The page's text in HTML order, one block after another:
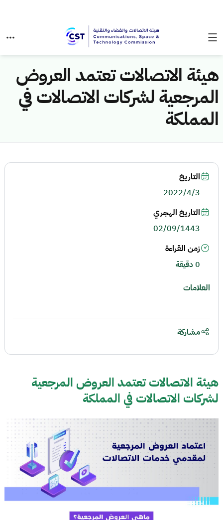
هيئة الاتصالات تعتمد العروض
المرجعية لشركات الاتصالات في
المملكة
هيئة الاتصالات تعتمد العروض المرجعية
لشركات الاتصالات في المملكة
التاريخ
2022/4/3
التاريخ الهجري
02/09/1443
زمن القراءة
0 دقيقة
العلامات
مشاركة